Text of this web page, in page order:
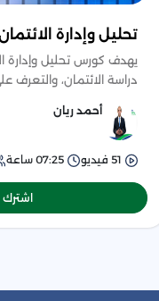
تحليل وإدارة
يهدف كورس تحليل وإدارة
دراسة الائتمان، والتعرف
الائتمان
أحمد ريان
51 فيديو 07:25 ساعة
اشترك